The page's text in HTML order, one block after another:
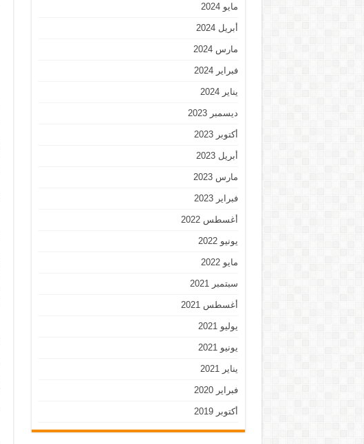
مايو 2024
أبريل 2024
مارس 2024
فبراير 2024
يناير 2024
ديسمبر 2023
أكتوبر 2023
أبريل 2023
مارس 2023
فبراير 2023
أغسطس 2022
يونيو 2022
مايو 2022
سبتمبر 2021
أغسطس 2021
يوليو 2021
يونيو 2021
يناير 2021
فبراير 2020
أكتوبر 2019